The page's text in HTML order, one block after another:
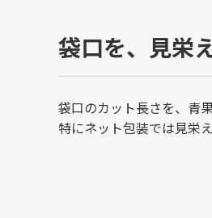
袋口を、見栄
袋口のカット長さを、青
特にネット包装では見栄